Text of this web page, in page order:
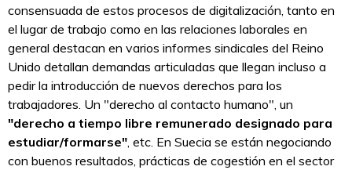
consensuada de estos procesos de digitalización, tanto en
el lugar de trabajo como en las relaciones laborales en
general destacan en varios informes sindicales del Reino
Unido detallan demandas articuladas que llegan incluso a
pedir la introducción de nuevos derechos para los
trabajadores. Un "derecho al contacto humano", un
"derecho a tiempo libre remunerado designado para
estudiar/formarse" , etc. En Suecia se están negociando
con buenos resultados, prácticas de cogestión en el sector